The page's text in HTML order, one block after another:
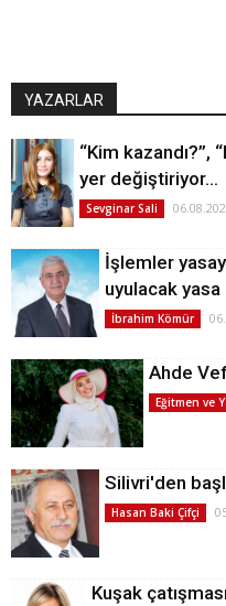
YAZARLAR
“Kim kazandı?”,
yer değiştiriyor…
Sevginar Sali
İşlemler
uyulacak yasa
İbrahim Kömür
Ahde
Eğitmen ve
Silivri'den
Hasan Baki Çifçi
Kuşak